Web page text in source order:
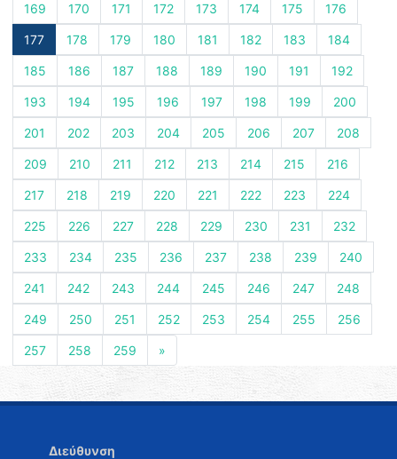
169 170 171 172 173 174 175 176
177 178 179 180 181 182 183 184
185 186 187 188 189 190 191 192
193 194 195 196 197 198 199 200
201 202 203 204 205 206 207 208
209 210 211 212 213 214 215 216
217 218 219 220 221 222 223 224
225 226 227 228 229 230 231 232
233 234 235 236 237 238 239 240
241 242 243 244 245 246 247 248
249 250 251 252 253 254 255 256
257 258 259 »
Διεύθυνση